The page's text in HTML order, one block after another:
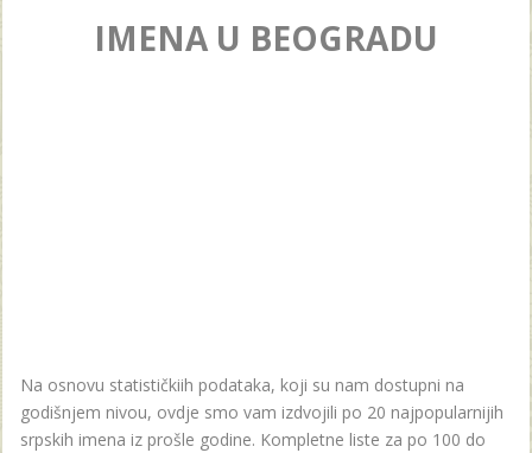
IMENA U BEOGRADU
Na osnovu statističkiih podataka, koji su nam dostupni na
godišnjem nivou, ovdje smo vam izdvojili po 20 najpopularnijih
srpskih imena iz prošle godine. Kompletne liste za po 100 do